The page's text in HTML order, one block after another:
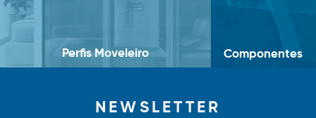
Componentes
Perfis Moveleiro
NEWSLETTER